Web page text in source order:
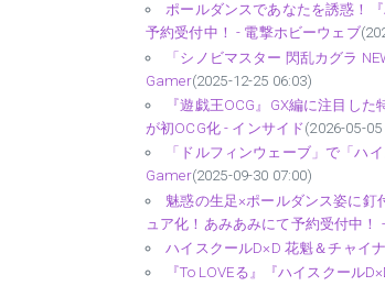
ポールダンスであなたを誘惑！
予約受付中！ - 電撃ホビーウェブ
「シノビマスター 閃乱カグラ
Gamer(2025-12-25 06:03)
『遊戯王OCG』GX編に注目し
が初OCG化 - インサイド(2026-05-05
「ドルフィンウェーブ」で「ハ
Gamer(2025-09-30 07:00)
魅惑の生足×ポールダンス姿に釘
ュア化！あみあみにて予約受付中！
ハイスクールD×D 花魁＆チャイ
『To LOVEる』『ハイスクール